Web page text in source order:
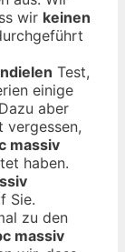
wir keinen
Test,
einige
aber
vergessen,
massiv
haben.
Sie.
zu den
massiv